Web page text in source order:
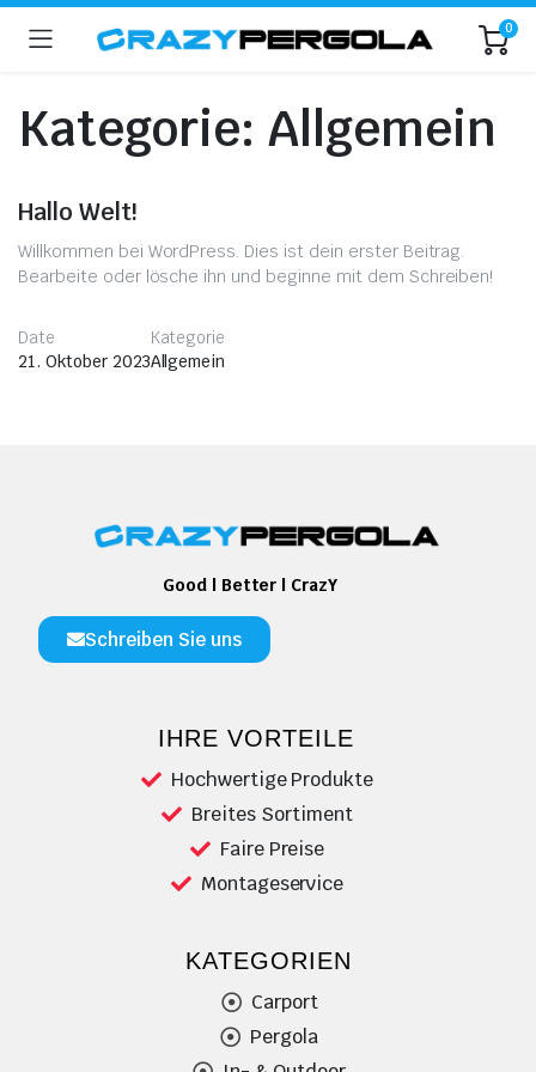
0
Kategorie: Allgemein
Hallo Welt!
Willkommen bei WordPress. Dies ist dein erster Beitrag.
Bearbeite oder lösche ihn und beginne mit dem Schreiben!
Date
21. Oktober 2023
Kategorie
Allgemein
Good | Better | CrazY
Schreiben Sie uns
IHRE VORTEILE
Hochwertige Produkte
Breites Sortiment
Faire Preise
Montageservice
KATEGORIEN
Carport
Pergola